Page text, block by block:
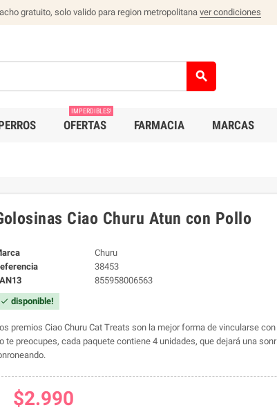
gratuito, solo valido para region metropolitanaver condiciones
search
OFERTAS
IMPERDIBLES!
FARMACIA MARCAS
Ciao Churu Atun con Pollo
Churu
38453
855958006563
check disponible!
premios Ciao Churu Cat Treats son la mejor forma de vincularse
te preocupes, cada paquete contiene 4 unidades, que dejará una
$2.990